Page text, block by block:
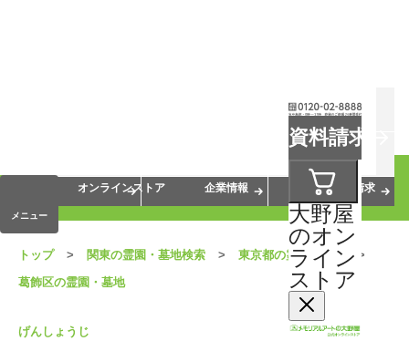
資料請求
大野屋
のオン
ライン
ストア
メニュー
会員サービス
オンラインストア
企業情報 資料請求
トップ 関東の霊園・墓地検索
東京都の霊園・墓地
葛飾区の霊園・墓地
げんしょうじ